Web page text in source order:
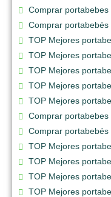
Comprar portabebes
Comprar portabebés
TOP Mejores
TOP Mejores
TOP Mejores
TOP Mejores
TOP Mejores
Comprar
Comprar portabebés
TOP Mejores
TOP Mejores
TOP Mejores
TOP Mejores